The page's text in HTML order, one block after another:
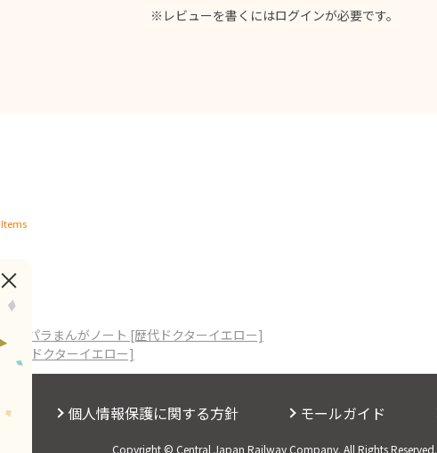
※レビューを書くにはログインが必要です。
パラパラまんがノート [歴代ドクターイエロー]
歴代ドクターイエロー]
個人情報保護に関する方針 モールガイド
Copyright © Central Japan Railway Company. All Rights Reserved.